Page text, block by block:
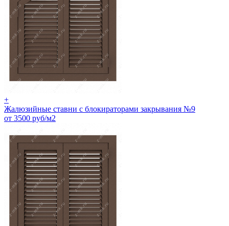
+
Жалюзийные ставни с блокираторами закрывания №9
от 3500 руб/м2